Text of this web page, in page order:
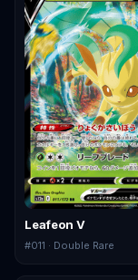
Leafeon V
#011 · Double Rare